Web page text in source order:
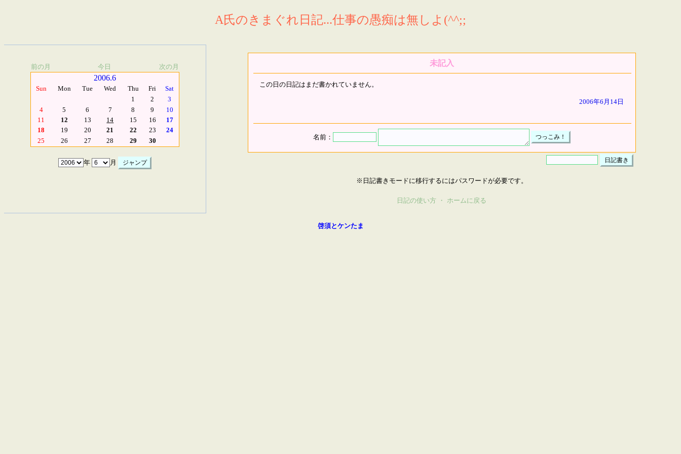
A氏のきまぐれ日記...仕事の愚痴は無しよ(^^;;
前の月 今日 次の月
2006.6
Sun Mon Tue Wed Thu Fri
Sat
1
2
3
4
5 6 7 8 9
10
11
12 13 14 15 16
17
18
19 20 21 22 23
24
25
26 27 28 29 30
年 月
未記入
この日の日記はまだ書かれていません。
2006年6月14日
名前：
※日記書きモードに移行するにはパスワードが必要です。
日記の使い方 ・ ホームに戻る
啓須とケンたま